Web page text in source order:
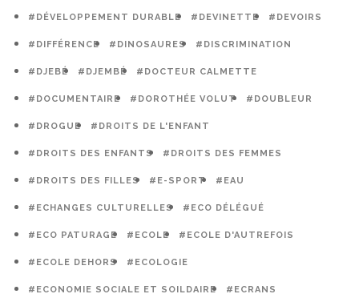
#DÉVELOPPEMENT DURABLE #DEVINETTE #DEVOIRS
#DIFFÉRENCE #DINOSAURES #DISCRIMINATION
#DJEBÉ #DJEMBÉ #DOCTEUR CALMETTE
#DOCUMENTAIRE #DOROTHÉE VOLUT #DOUBLEUR
#DROGUE #DROITS DE L'ENFANT
#DROITS DES ENFANTS #DROITS DES FEMMES
#DROITS DES FILLES #E-SPORT #EAU
#ECHANGES CULTURELLES #ECO DÉLÉGUÉ
#ECO PATURAGE #ECOLE #ECOLE D'AUTREFOIS
#ECOLE DEHORS #ECOLOGIE
#ECONOMIE SOCIALE ET SOILDAIRE #ECRANS